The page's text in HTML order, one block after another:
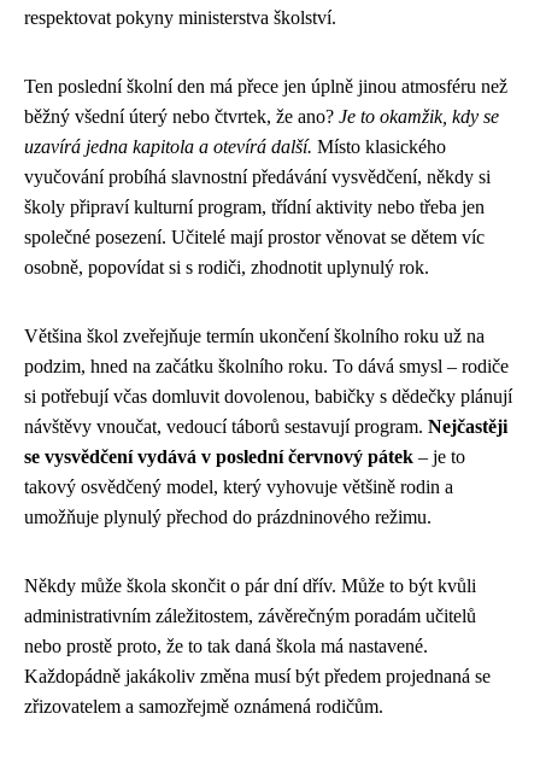
respektovat pokyny ministerstva školství.
Ten poslední školní den má přece jen úplně jinou atmosféru než
běžný všední úterý nebo čtvrtek, že ano? Je to okamžik, kdy se
uzavírá jedna kapitola a otevírá další. Místo klasického
vyučování probíhá slavnostní předávání vysvědčení, někdy si
školy připraví kulturní program, třídní aktivity nebo třeba jen
společné posezení. Učitelé mají prostor věnovat se dětem víc
osobně, popovídat si s rodiči, zhodnotit uplynulý rok.
Většina škol zveřejňuje termín ukončení školního roku už na
podzim, hned na začátku školního roku. To dává smysl – rodiče
si potřebují včas domluvit dovolenou, babičky s dědečky plánují
návštěvy vnoučat, vedoucí táborů sestavují program. Nejčastěji
se vysvědčení vydává v poslední červnový pátek – je to
takový osvědčený model, který vyhovuje většině rodin a
umožňuje plynulý přechod do prázdninového režimu.
Někdy může škola skončit o pár dní dřív. Může to být kvůli
administrativním záležitostem, závěrečným poradám učitelů
nebo prostě proto, že to tak daná škola má nastavené.
Každopádně jakákoliv změna musí být předem projednaná se
zřizovatelem a samozřejmě oznámená rodičům.